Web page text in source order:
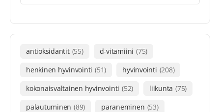
antioksidantit (55) d-vitamiini (75)
henkinen hyvinvointi (51) hyvinvointi (208)
kokonaisvaltainen hyvinvointi (52) liikunta (75)
palautuminen (89) paraneminen (53)